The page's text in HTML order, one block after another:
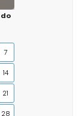
do
7
14
21
28